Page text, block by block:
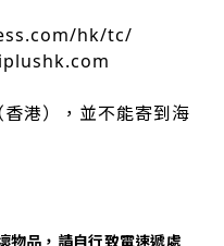
hk/tc/
港），並不能寄到海
物品，請自行致電速遞處